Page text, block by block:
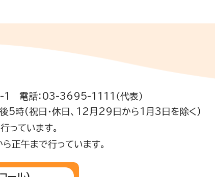
1 電話：03-3695-1111（代表）
5時(祝日・休日、12月29日から1月3日を除く)
ています。
正午まで行っています。